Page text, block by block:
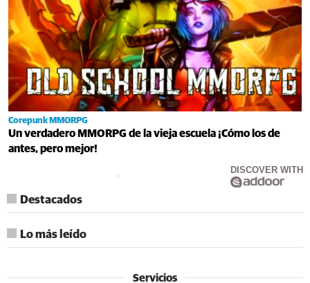
Corepunk MMORPG
Un verdadero MMORPG de la vieja escuela ¡Cómo los de
antes, pero mejor!
DISCOVER WITH
Destacados
Lo más leído
Servicios